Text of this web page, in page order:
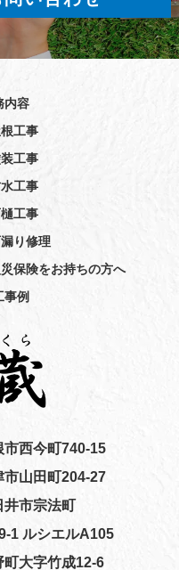
市西今町740-15
市山田町204-27
井市宗法町
1 ルシエルA105
町大字竹成12-6
内容
工事
工事
工事
工事
り修理
保険をお持ちの方へ
事例